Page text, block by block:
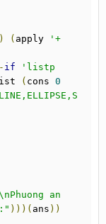
) ( apply '+
- if
'listp
( cons 0
an
)))( ans ))